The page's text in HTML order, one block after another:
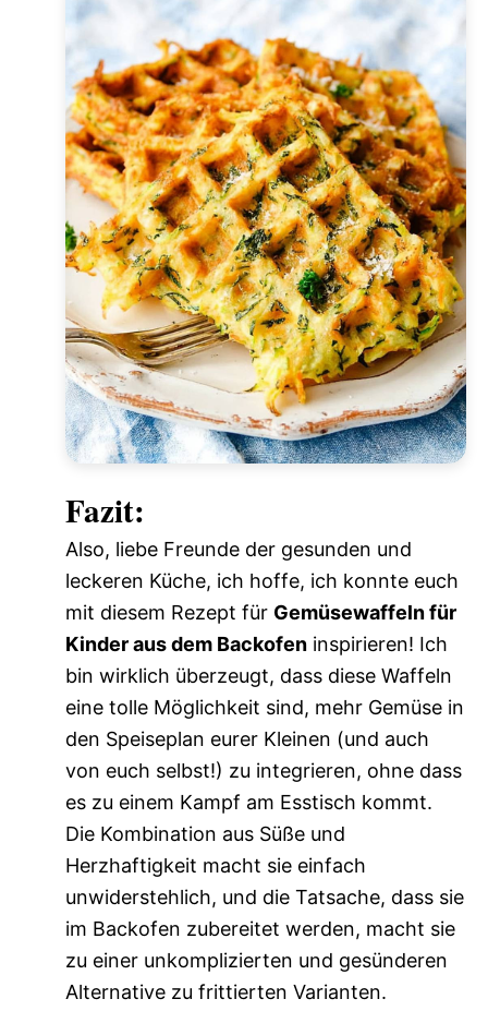
Fazit:
Also, liebe Freunde der gesunden und
leckeren Küche, ich hoffe, ich konnte euch
mit diesem Rezept für Gemüsewaffeln für
Kinder aus dem Backofen inspirieren! Ich
bin wirklich überzeugt, dass diese Waffeln
eine tolle Möglichkeit sind, mehr Gemüse in
den Speiseplan eurer Kleinen (und auch
von euch selbst!) zu integrieren, ohne dass
es zu einem Kampf am Esstisch kommt.
Die Kombination aus Süße und
Herzhaftigkeit macht sie einfach
unwiderstehlich, und die Tatsache, dass sie
im Backofen zubereitet werden, macht sie
zu einer unkomplizierten und gesünderen
Alternative zu frittierten Varianten.